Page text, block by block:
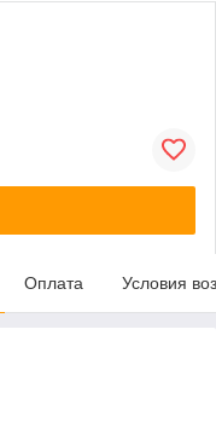
Оплата Условия